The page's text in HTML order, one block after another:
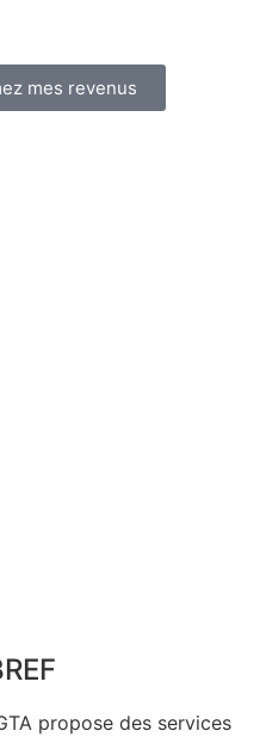
mes revenus
propose des services